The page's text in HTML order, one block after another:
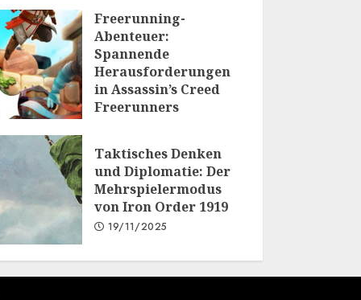
Freerunning-
Abenteuer:
Spannende
Herausforderungen
in Assassin’s Creed
Freerunners
Taktisches Denken
und Diplomatie: Der
Mehrspielermodus
von Iron Order 1919
19/11/2025